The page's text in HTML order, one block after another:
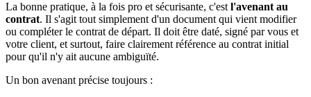
La bonne pratique, à la fois pro et sécurisante, c'est l'avenant au
contrat. Il s'agit tout simplement d'un document qui vient modifier
ou compléter le contrat de départ. Il doit être daté, signé par vous et
votre client, et surtout, faire clairement référence au contrat initial
pour qu'il n'y ait aucune ambiguïté.
Un bon avenant précise toujours :